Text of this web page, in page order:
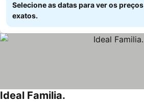
Selecione as datas para ver os preços
exatos.
Ideal Familia.